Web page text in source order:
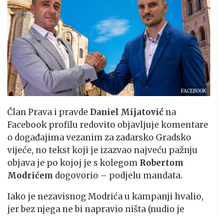
FACEBOOK
Član Prava i pravde Daniel Mijatović na
Facebook profilu redovito objavljuje komentare
o događajima vezanim za zadarsko Gradsko
vijeće, no tekst koji je izazvao najveću pažnju
objava je po kojoj je s kolegom Robertom
Modrićem dogovorio – podjelu mandata.
Iako je nezavisnog Modrića u kampanji hvalio,
jer bez njega ne bi napravio ništa (nudio je